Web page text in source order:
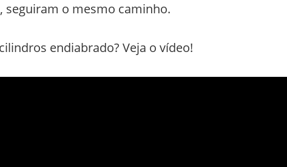
seguiram o mesmo caminho.
endiabrado? Veja o vídeo!